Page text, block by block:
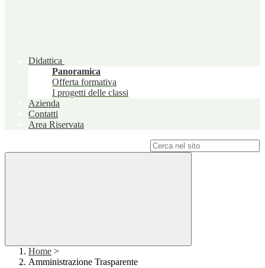
Didattica
Panoramica
Offerta formativa
I progetti delle classi
Azienda
Contatti
Area Riservata
Home >
Amministrazione Trasparente